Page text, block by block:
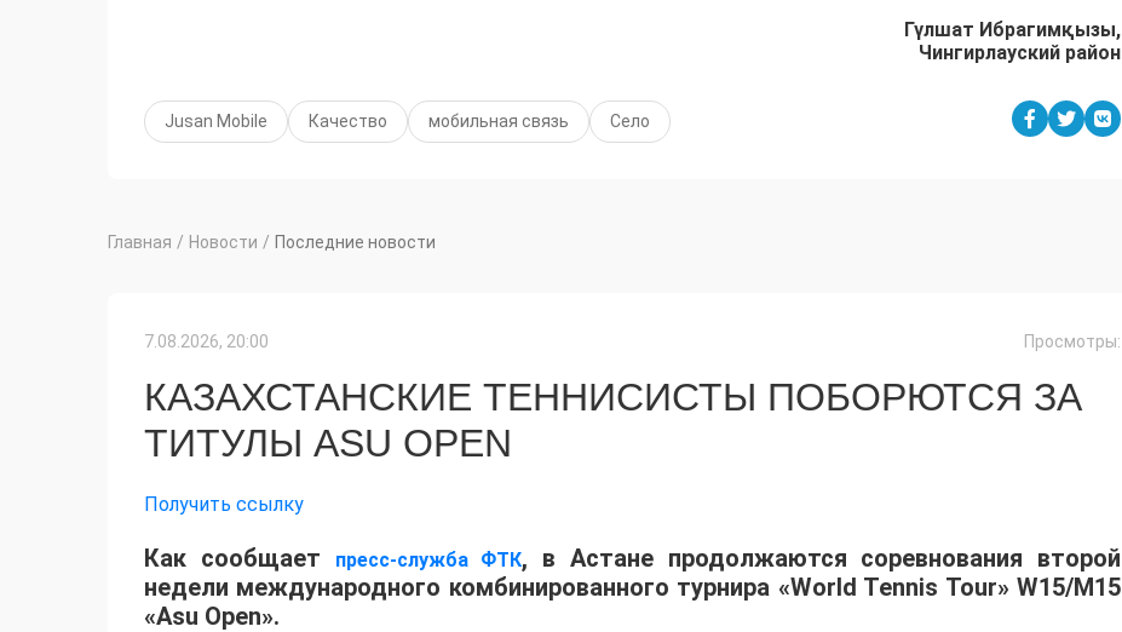
Гүлшат Ибрагимқызы,
Чингирлауский район
Jusan Mobile Качество мобильная связь Село
Главная / Новости / Последние новости
7.08.2026, 20:00 Просмотры:
КАЗАХСТАНСКИЕ ТЕННИСИСТЫ ПОБОРЮТСЯ ЗА
ТИТУЛЫ ASU OPEN
Получить ссылку
Как сообщает пресс-служба ФТК, в Астане продолжаются соревнования второй
недели международного комбинированного турнира «World Tennis Tour» W15/M15
«Asu Open».